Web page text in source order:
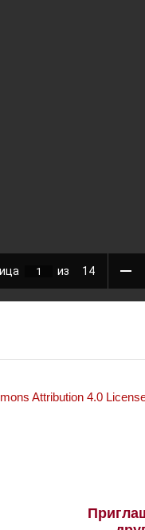
Attribution 4.0